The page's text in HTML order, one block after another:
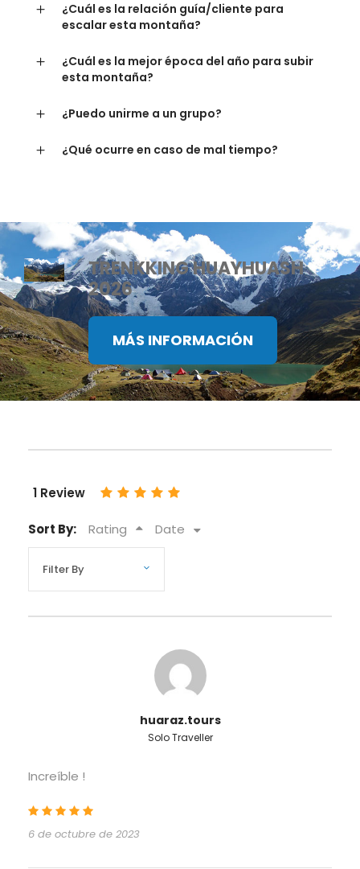
¿Cuál es la relación guía/cliente para
escalar esta montaña?
¿Cuál es la mejor época del año para subir
esta montaña?
¿Puedo unirme a un grupo?
¿Qué ocurre en caso de mal tiempo?
TRENKKING HUAYHUASH
2026
MÁS INFORMACIÓN
1 Review
Sort By: Rating Date
huaraz.tours
Solo Traveller
Increíble !
6 de octubre de 2023